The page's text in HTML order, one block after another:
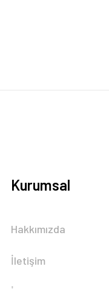
Kurumsal
Hakkımızda
İletişim